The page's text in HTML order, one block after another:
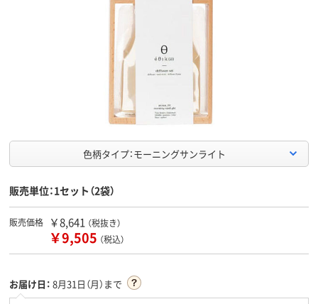
色柄タイプ：モーニングサンライト
販売単位：1セット（2袋）
販売価格 ￥8,641 （税抜き）
￥9,505 （税込）
お届け日： 8月31日（月）まで